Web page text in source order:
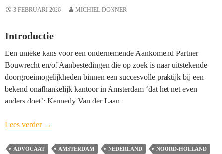
3 FEBRUARI 2026 MICHIEL DONNER
Introductie
Een unieke kans voor een ondernemende Aankomend Partner
Bouwrecht en/of Aanbestedingen die op zoek is naar uitstekende
doorgroeimogelijkheden binnen een succesvolle praktijk bij een
bekend onafhankelijk kantoor in Amsterdam ‘dat het net even
anders doet’: Kennedy Van der Laan.
Lees verder Aankomend
Bouwrecht
→
ADVOCAAT AMSTERDAM NEDERLAND NOORD-HOLLAND